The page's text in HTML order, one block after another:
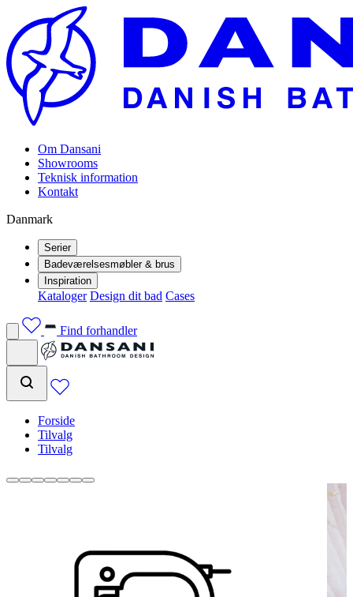
Om Dansani
Showrooms
Teknisk information
Kontakt
Danmark
Serier
Badeværelsesmøbler & brus
Inspiration
Kataloger Design dit bad Cases
Find forhandler
Forside
Tilvalg
Tilvalg